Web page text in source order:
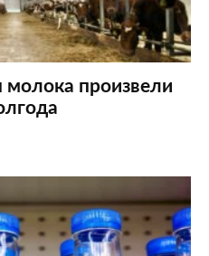
произвели